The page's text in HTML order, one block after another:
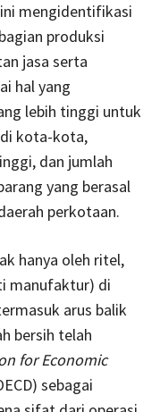
mengidentifikasi
produksi
jasa serta
hal yang
lebih tinggi untuk
kota-kota,
dan jumlah
yang berasal
perkotaan.
hanya oleh ritel,
manufaktur) di
arus balik
bersih telah
for Economic
sebagai